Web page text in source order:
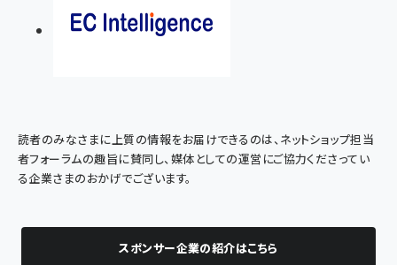
読者のみなさまに上質の情報をお届けできるのは、ネットショップ担当
者フォーラムの趣旨に賛同し、媒体としての運営にご協力くださってい
る企業さまのおかげでございます。
スポンサー企業の紹介はこちら